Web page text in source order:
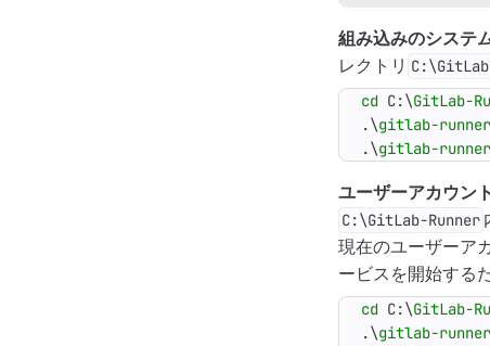
組み込みのシステ
レクトリ
cd C:\GitLab-
.\gitlab-runner
.\gitlab-runner
ユーザーアカウン
C:\GitLab-Runner
現在のユーザーア
ービスを開始する
cd C:\GitLab-
.\gitlab-runner